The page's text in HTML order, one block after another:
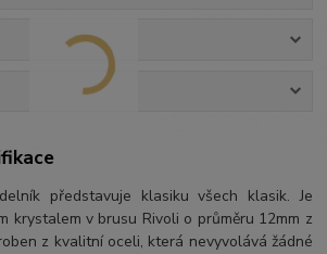
představuje klasiku všech klasik. Je
krystalem v brusu Rivoli o průměru 12mm z
z kvalitní oceli, která nevyvolává žádné